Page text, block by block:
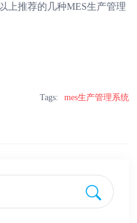
上推荐的几种MES生产管理
Tags: mes生产管理系统